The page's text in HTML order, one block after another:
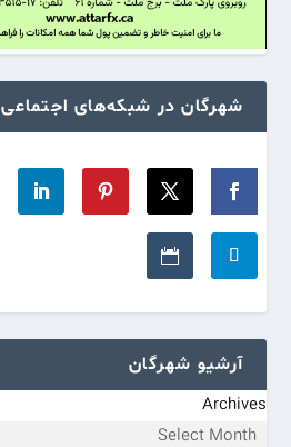
شهرگان در شبکه‌های اجتماعی
آرشیو شهرگان
Archives